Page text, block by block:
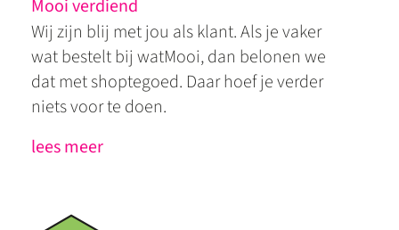
Mooi verdiend
Wij zijn blij met jou als klant. Als je vaker
wat bestelt bij watMooi, dan belonen we
dat met shoptegoed. Daar hoef je verder
niets voor te doen.
lees meer